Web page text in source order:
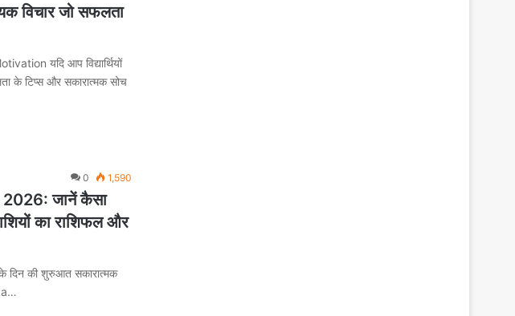
विचार जो सफलता
यदि आप विद्यार्थियों
के टिप्स और सकारात्मक सोच
0 1,590
जानें कैसा
का राशिफल और
की शुरुआत सकारात्मक